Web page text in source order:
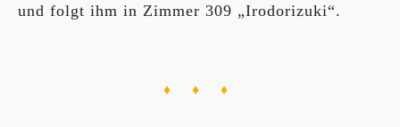
und folgt ihm in Zimmer 309 „Irodorizuki“.
♦ ♦ ♦